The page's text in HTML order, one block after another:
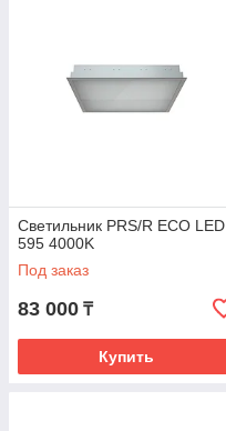
Светильник PRS/R ECO LED
595 4000K
Под заказ
83 000 ₸
Купить